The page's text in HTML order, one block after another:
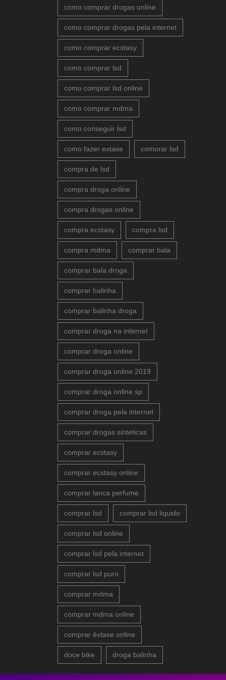
como comprar drogas online
como comprar drogas pela internet
como comprar ecstasy
como comprar lsd
como comprar lsd online
como comprar mdma
como conseguir lsd
como fazer extase comorar lsd
compra de lsd
compra droga online
compra drogas online
compra ecstasy compra lsd
compra mdma comprar bala
comprar bala droga
comprar balinha
comprar balinha droga
comprar droga na internet
comprar droga online
comprar droga online 2019
comprar droga online sp
comprar droga pela internet
comprar drogas sinteticas
comprar ecstasy
comprar ecstasy online
comprar lanca perfume
comprar lsd comprar lsd liquido
comprar lsd online
comprar lsd pela internet
comprar lsd puro
comprar mdma
comprar mdma online
comprar êxtase online
doce bike droga balinha